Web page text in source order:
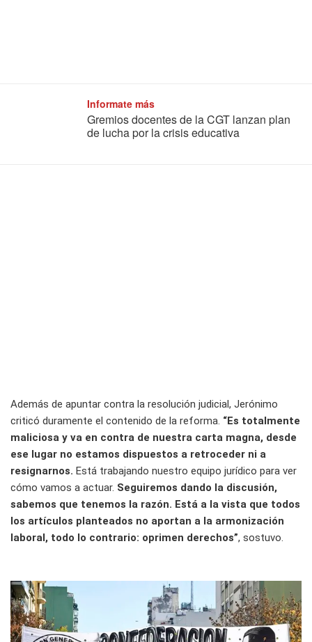
Informate más
Gremios docentes de la CGT lanzan plan
de lucha por la crisis educativa
Además de apuntar contra la resolución judicial, Jerónimo
criticó duramente el contenido de la reforma. “Es totalmente
maliciosa y va en contra de nuestra carta magna, desde
ese lugar no estamos dispuestos a retroceder ni a
resignarnos. Está trabajando nuestro equipo jurídico para ver
cómo vamos a actuar. Seguiremos dando la discusión,
sabemos que tenemos la razón. Está a la vista que todos
los artículos planteados no aportan a la armonización
laboral, todo lo contrario: oprimen derechos”, sostuvo.